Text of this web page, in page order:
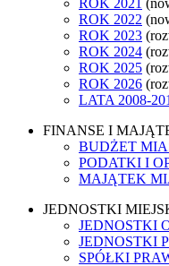
ROK 2021
ROK 2022
ROK 2023
ROK 2024
ROK 2025
ROK 2026
LATA 2008-
FINANSE I
BUDŻET
PODATKI I
MAJĄTEK
JEDNOSTKI
JEDNOSTKI
JEDNOSTKI
SPÓŁKI